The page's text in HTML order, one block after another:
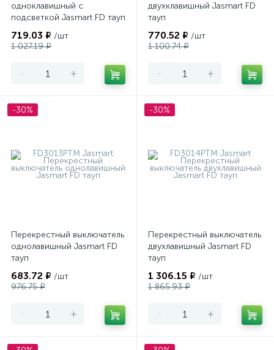
одноклавишный с
подсветкой Jasmart FD тауп
719.03 ₽ /шт
1 027.19 ₽
- +
двухклавишный Jasmart FD
тауп
770.52 ₽ /шт
1 100.74 ₽
- +
-30%
Перекрестный выключатель
однолавишный Jasmart FD
тауп
683.72 ₽ /шт
976.75 ₽
- +
-30%
Перекрестный выключатель
двухлавишный Jasmart FD
тауп
1 306.15 ₽ /шт
1 865.93 ₽
- +